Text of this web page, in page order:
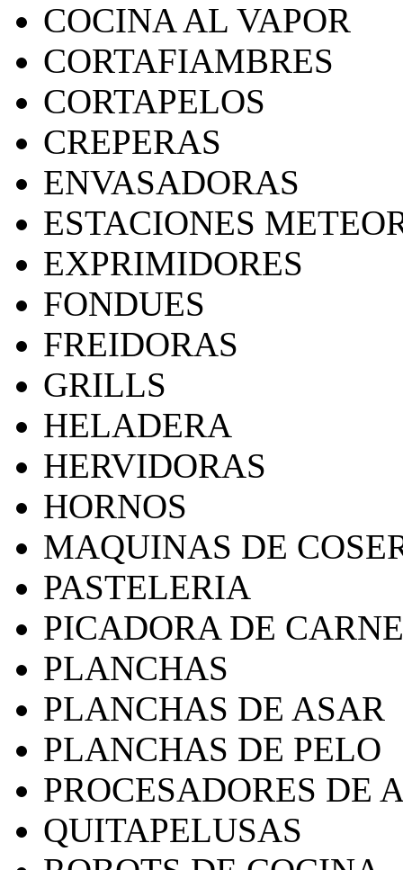
COCINA AL VAPOR
CORTAFIAMBRES
CORTAPELOS
CREPERAS
ENVASADORAS
ESTACIONES
EXPRIMIDORES
FONDUES
FREIDORAS
GRILLS
HELADERA
HERVIDORAS
HORNOS
MAQUINAS DE
PASTELERIA
PICADORA DE CARNE
PLANCHAS
PLANCHAS DE ASAR
PLANCHAS DE PELO
PROCESADORES DE
QUITAPELUSAS